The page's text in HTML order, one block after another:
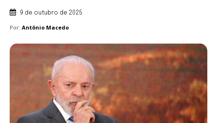
9 de outubro de 2025
Por: Antônio Macedo